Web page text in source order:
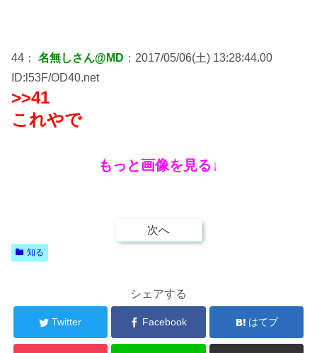
44： 名無しさん@MD ：2017/05/06(土) 13:28:44.00
ID:l53F/OD40.net
>>41
これやで
もっと画像を見る↓
次へ
知る
シェアする
Twitter Facebook はてブ